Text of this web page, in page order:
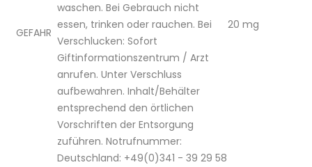
GEFAHR
waschen. Bei Gebrauch nicht
essen, trinken oder rauchen. Bei
Verschlucken: Sofort
Giftinformationszentrum / Arzt
anrufen. Unter Verschluss
aufbewahren. Inhalt/Behälter
entsprechend den örtlichen
Vorschriften der Entsorgung
zuführen. Notrufnummer:
Deutschland: +49(0)341 - 39 29 58
20 mg